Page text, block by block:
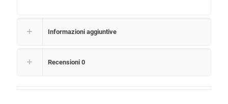
Informazioni aggiuntive
Recensioni 0